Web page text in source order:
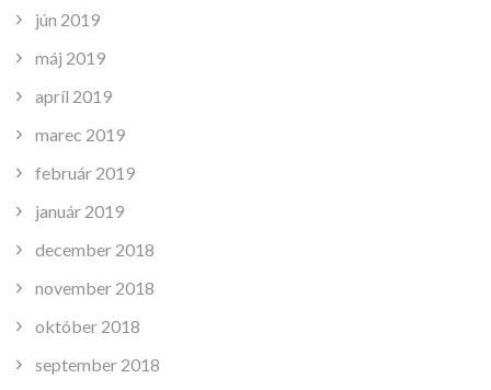
jún 2019
máj 2019
apríl 2019
marec 2019
február 2019
január 2019
december 2018
november 2018
október 2018
september 2018